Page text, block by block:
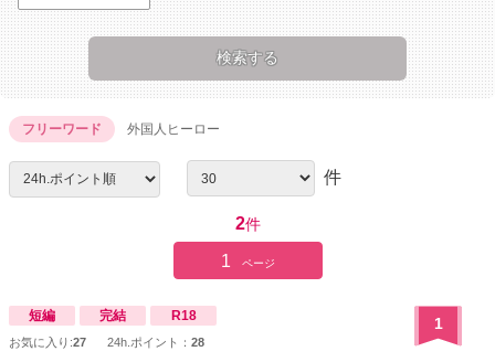
フリーワード 外国人ヒーロー
件
2件
1 ページ
短編 完結 R18
お気に入り:27 24h.ポイント： 28
1